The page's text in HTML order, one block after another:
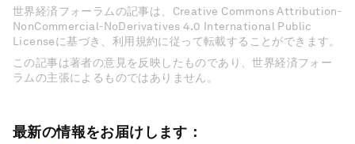
世界経済フォーラムの記事は、Creative Commons Attribution-
NonCommercial-NoDerivatives 4.0 International Public
Licenseに基づき、利用規約に従って転載することができます。
この記事は著者の意見を反映したものであり、世界経済フォー
ラムの主張によるものではありません。
最新の情報をお届けします：